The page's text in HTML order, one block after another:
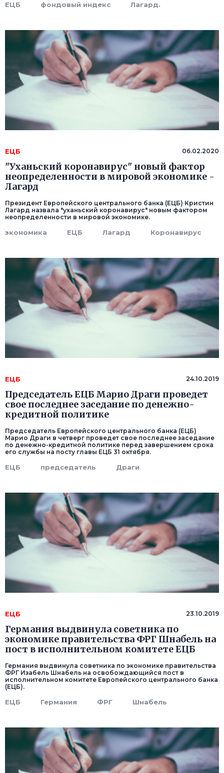
ЕЦБ фондовый индекс Лагард.
ЕЦБ 06.02.2020
"Уханьский коронавирус" новый фактор
неопределенности в мировой экономике -
Лагард
Президент Европейского центрального банка (ЕЦБ) Кристин
Лагард назвала "уханьский коронавирус" новым фактором
неопределенности в мировой экономике.
экономика ЕЦБ Лагард Коронавирус
ЕЦБ 24.10.2019
Председатель ЕЦБ Марио Драги проведет
свое последнее заседание по денежно-
кредитной политике
Председатель Европейского центрального банка (ЕЦБ)
Марио Драги в четверг проведет свое последнее заседание
по денежно-кредитной политике перед завершением срока
его службы на посту главы ЕЦБ 31 октября.
ЕЦБ председатель Драги
ЕЦБ 23.10.2019
Германия выдвинула советника по
экономике правительства ФРГ Шнабель на
пост в исполнительном комитете ЕЦБ
Германия выдвинула советника по экономике правительства
ФРГ Изабель Шнабель на освобождающийся пост в
исполнительном комитете Европейского центрального банка
(ЕЦБ).
ЕЦБ Германия ФРГ Шнабель